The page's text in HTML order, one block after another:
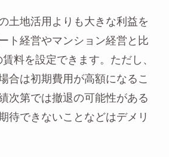
土地活用よりも大きな利益を
ト経営やマンション経営と比
料を設定できます。ただし、
合は初期費用が高額になるこ
次第では撤退の可能性がある
待できないことなどはデメリ